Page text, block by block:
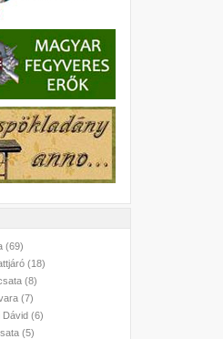
(69)
(18)
(8)
(7)
Dávid (6)
(5)